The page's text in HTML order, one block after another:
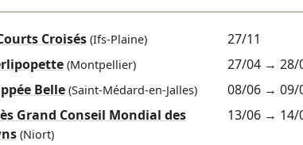
Croisés(Ifs-Plaine) 27/11
(Montpellier) 27/04→ 28/
Belle(Saint-Médard-en-Jalles) 08/06→ 09/
Grand Conseil Mondial des
(Niort)
13/06→ 14/